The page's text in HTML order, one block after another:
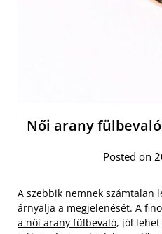
Női arany
Posted on
A szebbik nemnek számtalan
árnyalja a megjelenését. A
a női arany fülbevaló, jól